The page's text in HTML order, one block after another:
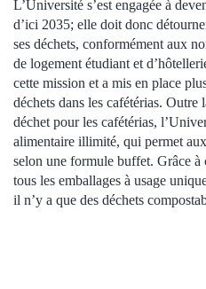
L’Université s’est engagée à
d’ici 2035; elle doit donc
ses déchets, conformément aux
de logement étudiant et
cette mission et a mis en place
déchets dans les cafétérias. Outre
déchet pour les cafétérias,
alimentaire illimité, qui permet
selon une formule buffet. Grâce à
tous les emballages à usage
il n’y a que des déchets